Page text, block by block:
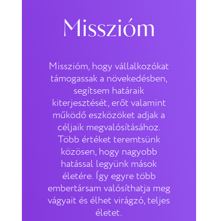
Misszióm
Misszióm, hogy vállalkozókat
támogassak a növekedésben,
segítsem határaik
kiterjesztését, erőt valamint
működő eszközöket adjak a
céljaik megvalósításához.
Több értéket teremtsünk
közösen, hogy nagyobb
hatással legyünk mások
életére. Így egyre több
embertársam valósíthatja meg
vágyait és élhet virágzó, teljes
életet.